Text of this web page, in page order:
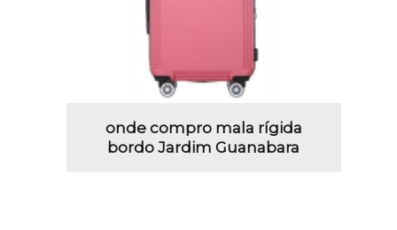
onde compro mala rígida
bordo Jardim Guanabara